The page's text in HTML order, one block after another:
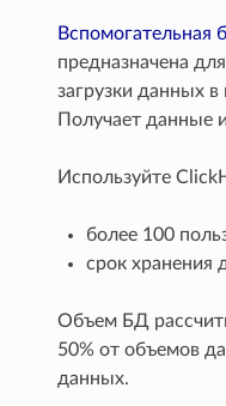
Вспомогательная
предназначена
загрузки данных в
Получает данные
Используйте
более 100
срок хранения
Объем БД
50% от объемов
данных.